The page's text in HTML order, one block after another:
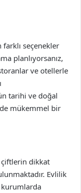
seçenekler
planlıyorsanız,
ve otellerle
tarihi ve doğal
mükemmel bir
çiftlerin dikkat
Evlilik